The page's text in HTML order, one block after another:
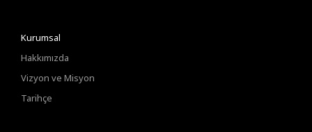
Kurumsal
Hakkımızda
Vizyon ve Misyon
Tarihçe